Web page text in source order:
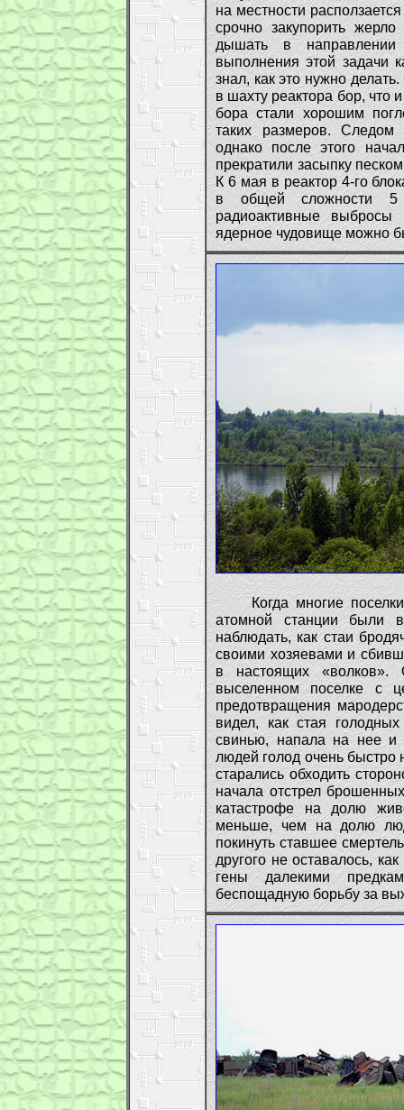
на местности
срочно закупорить
дышать в
выполнения этой задачи
знал, как это нужно
в шахту реактора бор,
бора стали хорошим
таких размеров. Следом
однако после этого
прекратили засыпку
К 6 мая в реактор 4-го
в общей сложности 5
радиоактивные
ядерное чудовище можно
Когда многие поселки
атомной станции были
наблюдать, как стаи
своими хозяевами и
в настоящих
выселенном поселке с
предотвращения
видел, как стая
свинью, напала на нее и
людей голод очень
старались обходить
начала отстрел
катастрофе на долю
меньше, чем на долю
покинуть ставшее
другого не оставалось,
гены далекими
беспощадную борьбу за